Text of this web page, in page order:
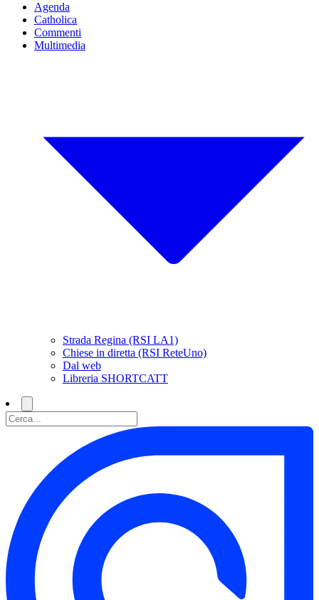
Agenda
Catholica
Commenti
Multimedia
Strada Regina (RSI LA1)
Chiese in diretta (RSI ReteUno)
Dal web
Libreria SHORTCATT